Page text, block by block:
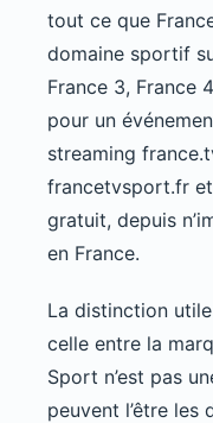
tout ce que
domaine sportif
France 3, France
pour un
streaming
francetvsport.fr
gratuit, depuis
en France.
La distinction
celle entre la
Sport n’est pas
peuvent l’être